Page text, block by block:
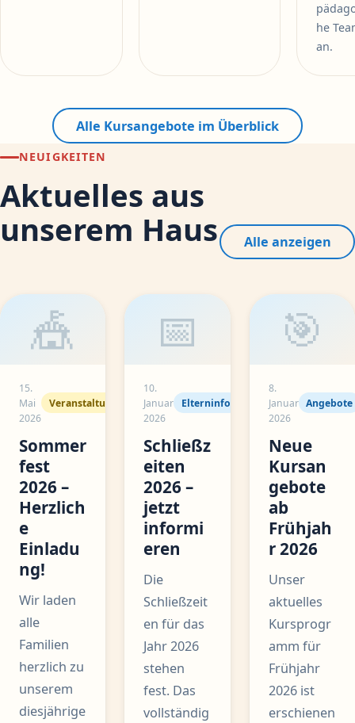
he
an.
Alle Kursangebote im Überblick
NEUIGKEITEN
Aktuelles aus
unserem Haus
Alle anzeigen
🎪
15.
Mai
2026
Veranstaltung
Sommer
fest
2026 –
Herzlich
e
Einladu
ng!
Wir laden
alle
Familien
herzlich zu
unserem
diesjährige
📅
10.
Januar
2026
Elterninfo
Schließz
eiten
2026 –
jetzt
informi
eren
Die
Schließzeit
en für das
Jahr 2026
stehen
fest. Das
vollständig
🎯
8.
Januar
2026
Angebote
Neue
Kursan
gebote
ab
Frühjah
r 2026
Unser
aktuelles
Kursprogr
amm für
Frühjahr
2026 ist
erschienen